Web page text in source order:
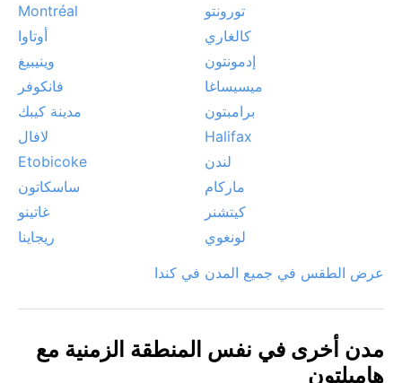
تورونتو
Montréal
كالغاري
أوتاوا
إدمونتون
وينيبيغ
ميسيساغا
فانكوفر
برامبتون
مدينة كيبك
Halifax
لافال
لندن
Etobicoke
ماركام
ساسكاتون
كيتشنر
غاتينو
لونغوي
ريجاينا
عرض الطقس في جميع المدن في كندا
مدن أخرى في نفس المنطقة الزمنية مع
هاميلتون